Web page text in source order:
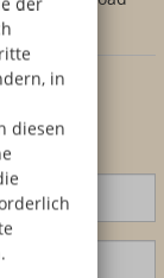
in
diesen